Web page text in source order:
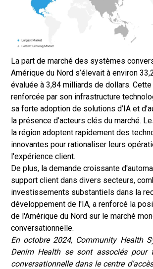
La part de marché des systèmes
Amérique du Nord s’élevait à environ
évaluée à 3,84 milliards de dollars.
renforcée par son infrastructure
sa forte adoption de solutions d’IA et
la présence d’acteurs clés du marché.
la région adoptent rapidement des
innovantes pour rationaliser leurs
l'expérience client.
De plus, la demande croissante
support client dans divers secteurs,
investissements substantiels dans la
développement de l'IA, a renforcé la
de l'Amérique du Nord sur le marché
conversationnelle.
En octobre 2024, Community Health
Denim Health se sont associés pour
conversationnelle dans le centre